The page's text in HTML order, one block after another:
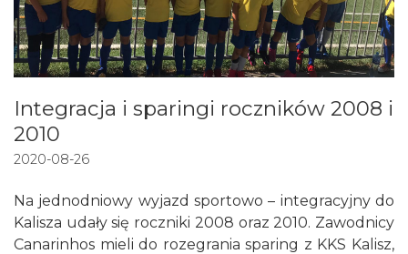
Integracja i sparingi roczników 2008 i
2010
2020-08-26
Na jednodniowy wyjazd sportowo – integracyjny do
Kalisza udały się roczniki 2008 oraz 2010. Zawodnicy
Canarinhos mieli do rozegrania sparing z KKS Kalisz,